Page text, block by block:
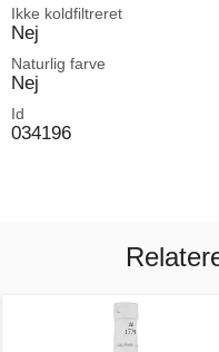
Ikke koldfiltreret
Nej
Naturlig farve
Nej
Id
034196